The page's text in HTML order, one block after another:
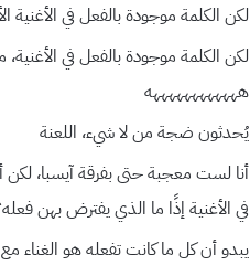
لكن الكلمة موجودة بالفعل في الأغنية
لكن الكلمة موجودة بالفعل في
ههههههههههههه
يُحدثون ضجة من لا شيء، اللعنة
أنا لست معجبة حتى بفرقة آيسبا،
في الأغنية إذًا ما الذي يفترض بهن
يبدو أن كل ما كانت تفعله هو الغناء